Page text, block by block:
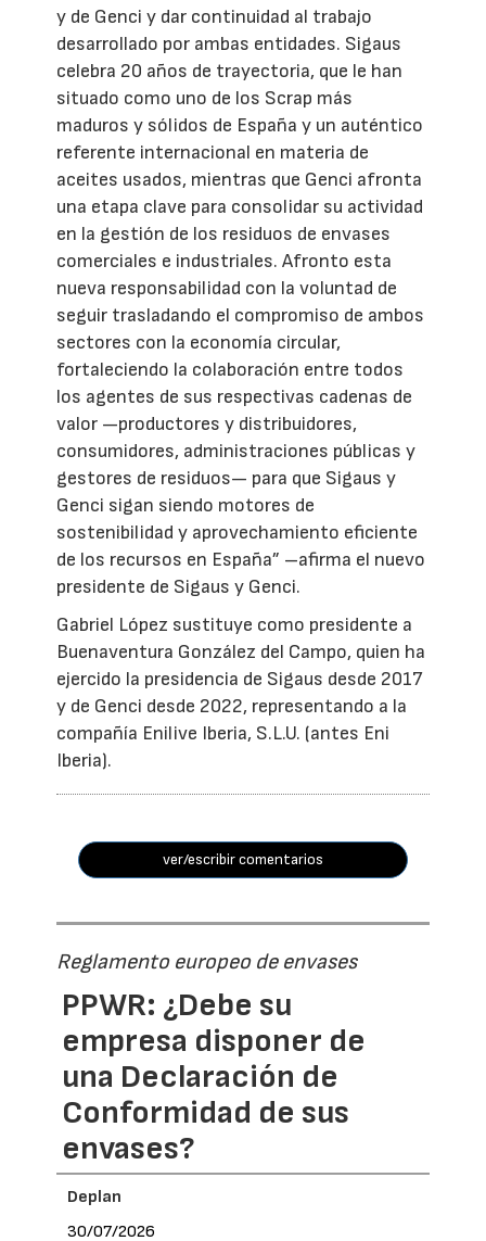
y de Genci y dar continuidad al trabajo
desarrollado por ambas entidades. Sigaus
celebra 20 años de trayectoria, que le han
situado como uno de los Scrap más
maduros y sólidos de España y un auténtico
referente internacional en materia de
aceites usados, mientras que Genci afronta
una etapa clave para consolidar su actividad
en la gestión de los residuos de envases
comerciales e industriales. Afronto esta
nueva responsabilidad con la voluntad de
seguir trasladando el compromiso de ambos
sectores con la economía circular,
fortaleciendo la colaboración entre todos
los agentes de sus respectivas cadenas de
valor —productores y distribuidores,
consumidores, administraciones públicas y
gestores de residuos— para que Sigaus y
Genci sigan siendo motores de
sostenibilidad y aprovechamiento eficiente
de los recursos en España” –afirma el nuevo
presidente de Sigaus y Genci.
Gabriel López sustituye como presidente a
Buenaventura González del Campo, quien ha
ejercido la presidencia de Sigaus desde 2017
y de Genci desde 2022, representando a la
compañía Enilive Iberia, S.L.U. (antes Eni
Iberia).
ver/escribir comentarios
Reglamento europeo de envases
PPWR: ¿Debe su
empresa disponer de
una Declaración de
Conformidad de sus
envases?
Deplan
30/07/2026